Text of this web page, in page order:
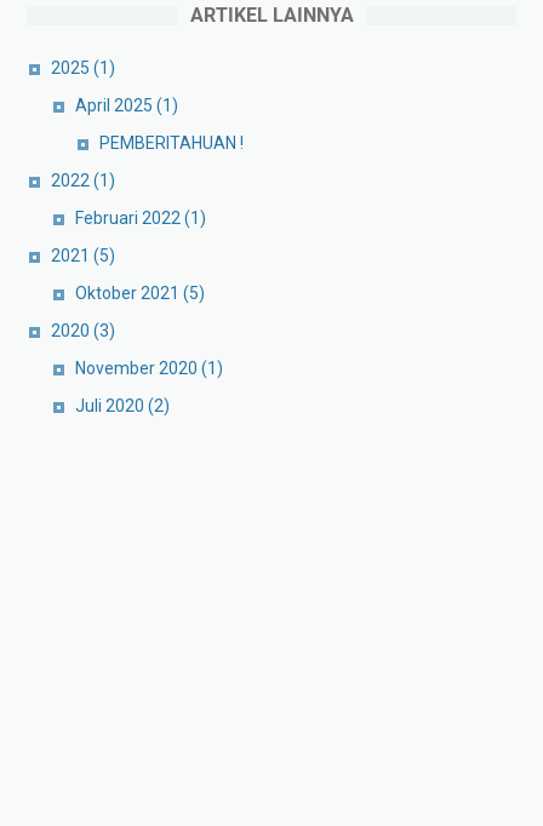
ARTIKEL LAINNYA
2025 (1)
April 2025 (1)
PEMBERITAHUAN !
2022 (1)
Februari 2022 (1)
2021 (5)
Oktober 2021 (5)
2020 (3)
November 2020 (1)
Juli 2020 (2)